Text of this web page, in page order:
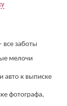
все заботы
мелочи
авто к выписке
фотографа,